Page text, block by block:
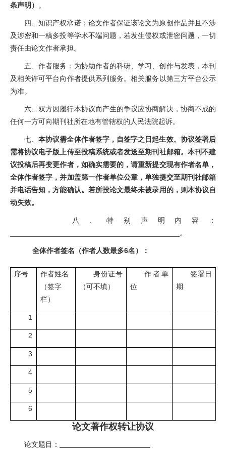
条声明）
。
四、知识产权承诺：论文作者保证该论文为原创作品并且不涉
及涉密和一稿多投等学术不端问题，若发生侵权或泄密问题，一切
责任由论文作者承担。
五、作者服务：为协助作者的科研、学习、创作与发表，本刊
及相关许可平台向作者提供系列服务。相关服务以第三方平台公示
为准。
六、双方因履行本协议而产生的争议应协商解决，协商不成的
任何一方可向期刊社所在地有管辖权的人民法院起诉。
七、本协议需全体作者签字，自签字之日起生效。协议签署后
需将协议电子版上传至投稿系统或者发送至期刊社邮箱。本刊不建
议投稿后再变更作者，如确实需要的，请重新提交现有作者名单，
全体作者签字，并加盖第一作者单位公章，单独提交至期刊社邮箱
并电话告知，方能确认。若所投论文最终未被录用的，则本协议自
动失效。
八、特别声明内容：
__________________________________________。
全体作者签名（作者人数最多6名）：
序号
作者姓名
（签字
栏）
身份证号
（可不填）
作者单
位
签署日
期
1
2
3
4
5
6
论文著作权转让协议
论文题目：